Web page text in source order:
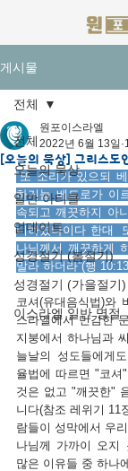
게시물
전체
오늘의 묵상
일반 아티클
업데이트
성경절기 (봄절기)
성경절기 (가을절기)
이스라엘 일반 명절
전체
[오늘의 묵상] 그리스도
원포이스라엘
2022년 6월 13일
“또 소리가 있으되
하거늘 베드로가 이
속되고 깨끗하지 아
니하였나이다 한대
나님께서 깨끗하게
말라 하더라”(행
코셔(유대음식법)와
스라엘에서 민감한
지붕에서 하나님과
늘날의 성도들에게
율법에 따르면 "코
것은 없고 "깨끗한"
니다(참조 레위기 11
람들이 성막에서 우
나님께 가까이 오지
많은 이유들 중 하나